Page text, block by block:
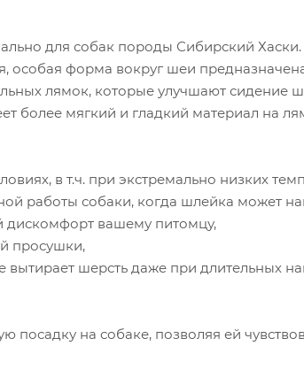
для собак породы Сибирский
особая форма вокруг шеи
лямок, которые улучшают сидение
мягкий и гладкий материал на
в т.ч. при экстремально низких
работы собаки, когда шлейка может
дискомфорт вашему питомцу,
просушки,
вытирает шерсть даже при длительных
на собаке, позволяя ей